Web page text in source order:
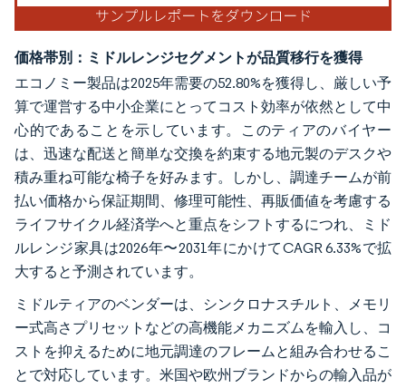
価格帯別：ミドルレンジセグメントが品質移行を獲得
エコノミー製品は2025年需要の52.80%を獲得し、厳しい予
算で運営する中小企業にとってコスト効率が依然として中
心的であることを示しています。このティアのバイヤー
は、迅速な配送と簡単な交換を約束する地元製のデスクや
積み重ね可能な椅子を好みます。しかし、調達チームが前
払い価格から保証期間、修理可能性、再販価値を考慮する
ライフサイクル経済学へと重点をシフトするにつれ、ミド
ルレンジ家具は2026年〜2031年にかけてCAGR 6.33%で拡
大すると予測されています。
ミドルティアのベンダーは、シンクロナスチルト、メモリ
ー式高さプリセットなどの高機能メカニズムを輸入し、コ
ストを抑えるために地元調達のフレームと組み合わせるこ
とで対応しています。米国や欧州ブランドからの輸入品が